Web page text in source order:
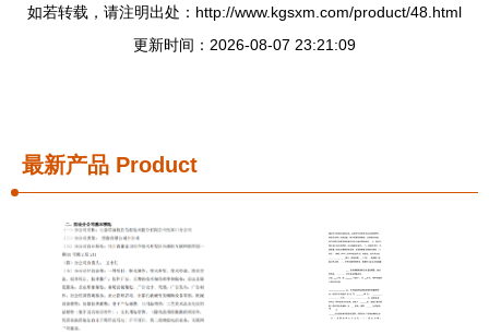
如若转载，请注明出处：http://www.kgsxm.com/product/48.html
更新时间：2026-08-07 23:21:09
最新产品 Product